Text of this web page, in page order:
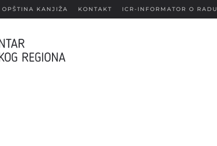
OPŠTINA KANJIŽA KONTAKT ICR-INFORMATOR O RADU